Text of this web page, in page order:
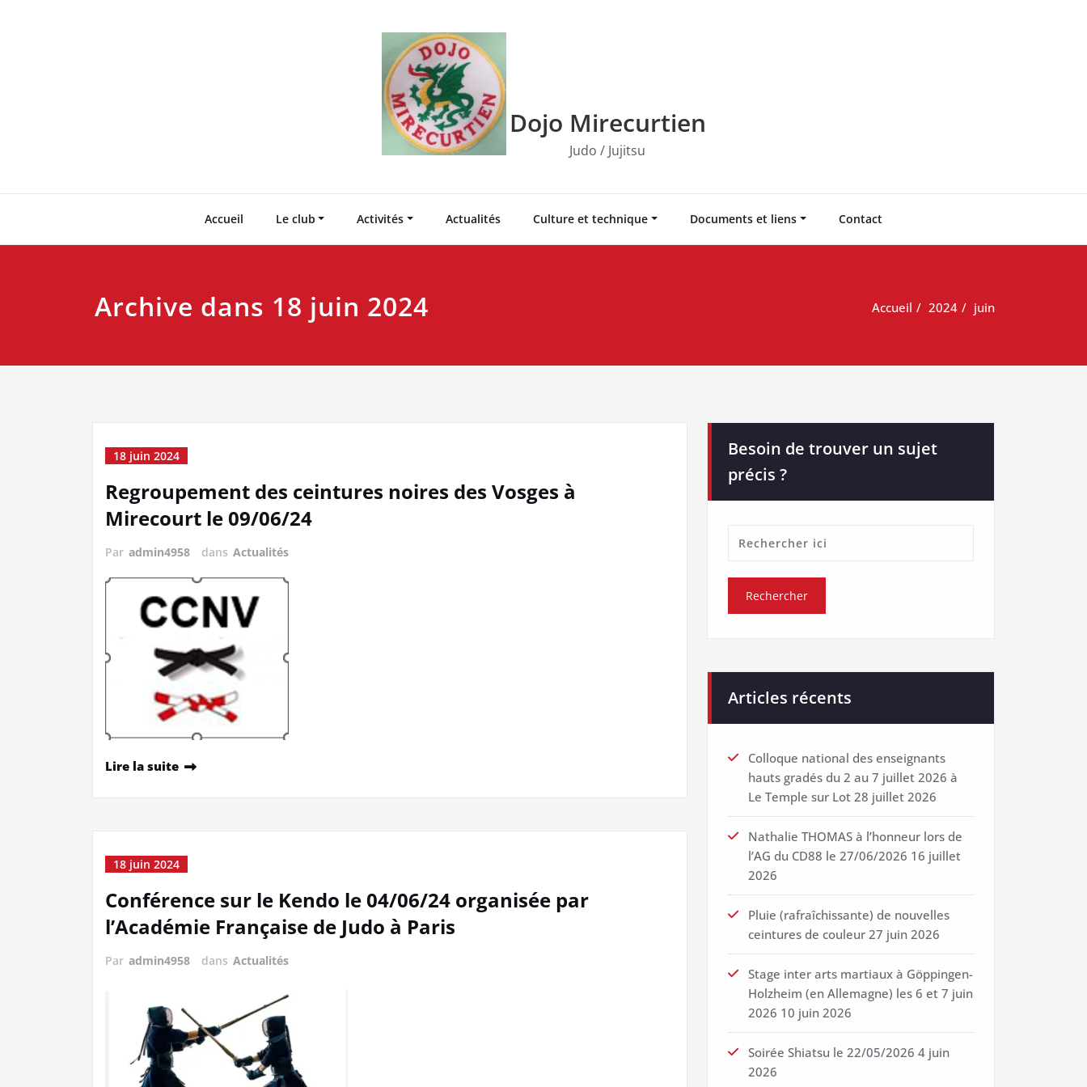
Dojo Mirecurtien
Judo / Jujitsu
Accueil Le club Activités Actualités Culture et technique Documents et liens Contact
Archive dans 18 juin 2024 Accueil 2024 juin
18 juin 2024
Regroupement des ceintures noires des Vosges à
Mirecourt le 09/06/24
Par admin4958 dans Actualités
Lire la suite
18 juin 2024
Conférence sur le Kendo le 04/06/24 organisée par
l’Académie Française de Judo à Paris
Par admin4958 dans Actualités
Besoin de trouver un sujet
précis ?
Articles récents
Colloque national des enseignants
hauts gradés du 2 au 7 juillet 2026 à
Le Temple sur Lot 28 juillet 2026
Nathalie THOMAS à l’honneur lors de
l’AG du CD88 le 27/06/2026 16 juillet
2026
Pluie (rafraîchissante) de nouvelles
ceintures de couleur 27 juin 2026
Stage inter arts martiaux à Göppingen-
Holzheim (en Allemagne) les 6 et 7 juin
2026 10 juin 2026
Soirée Shiatsu le 22/05/2026 4 juin
2026